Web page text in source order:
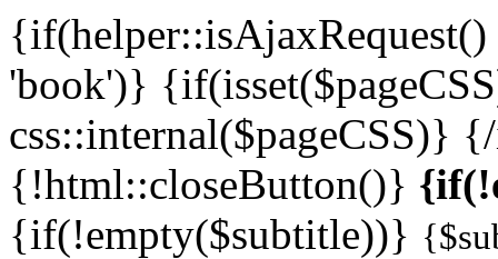
'book')}
css::internal($pageCSS)}
{!html::closeButton()}
{if(!empty($subtitle))}